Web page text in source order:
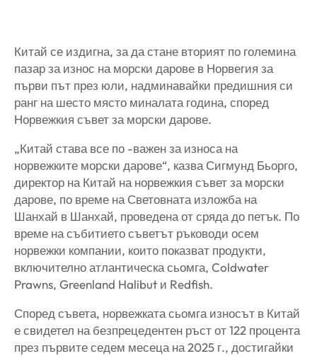
Китай се издигна, за да стане вторият по големина
пазар за износ на морски дарове в Норвегия за
първи път през юли, надминавайки предишния си
ранг на шесто място миналата година, според
Норвежкия съвет за морски дарове.
„Китай става все по -важен за износа на
норвежките морски дарове“, казва Сигмунд Бьорго,
директор на Китай на норвежкия съвет за морски
дарове, по време на Световната изложба на
Шанхай в Шанхай, проведена от сряда до петък. По
време на събитието съветът ръководи осем
норвежки компании, които показват продукти,
включително атлантическа сьомга, Coldwater
Prawns, Greenland Halibut и Redfish.
Според съвета, норвежката сьомга износът в Китай
е свидетел на безпрецедентен ръст от 122 процента
през първите седем месеца на 2025 г., достигайки